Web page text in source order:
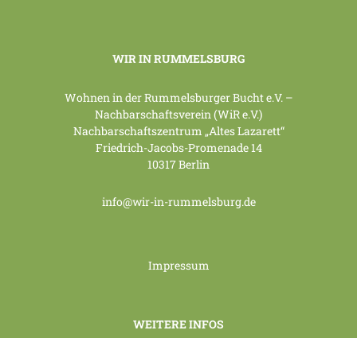
WIR IN RUMMELSBURG
Wohnen in der Rummelsburger Bucht e.V. –
Nachbarschaftsverein (WiR e.V.)
Nachbarschaftszentrum „Altes Lazarett“
Friedrich-Jacobs-Promenade 14
10317 Berlin
info@wir-in-rummelsburg.de
Impressum
WEITERE INFOS